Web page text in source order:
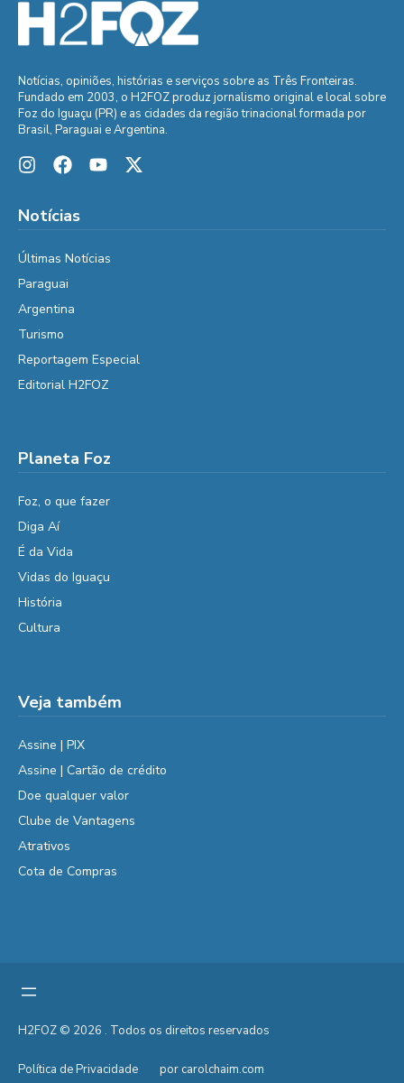
Notícias, opiniões, histórias e serviços sobre as Três Fronteiras.
Fundado em 2003, o H2FOZ produz jornalismo original e local sobre
Foz do Iguaçu (PR) e as cidades da região trinacional formada por
Brasil, Paraguai e Argentina.
Notícias
Últimas Notícias
Paraguai
Argentina
Turismo
Reportagem Especial
Editorial H2FOZ
Planeta Foz
Foz, o que fazer
Diga Aí
É da Vida
Vidas do Iguaçu
História
Cultura
Veja também
Assine | PIX
Assine | Cartão de crédito
Doe qualquer valor
Clube de Vantagens
Atrativos
Cota de Compras
H2FOZ © 2026 . Todos os direitos reservados
Política de Privacidade por carolchaim.com